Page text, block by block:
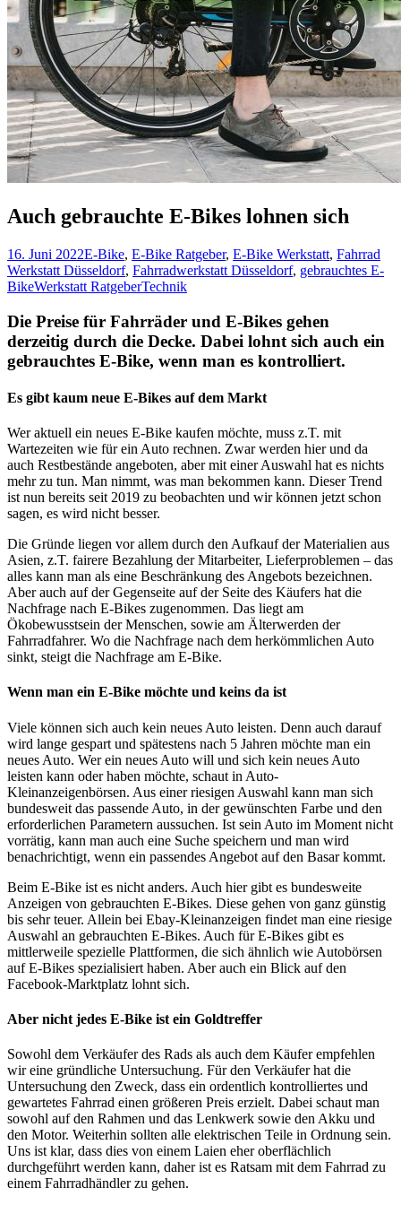
Auch gebrauchte E-Bikes lohnen sich
16. Juni 2022E-Bike, E-Bike Ratgeber, E-Bike Werkstatt, Fahrrad
Werkstatt Düsseldorf, Fahrradwerkstatt Düsseldorf, gebrauchtes E-
BikeWerkstatt RatgeberTechnik
Die Preise für Fahrräder und E-Bikes gehen
derzeitig durch die Decke. Dabei lohnt sich auch ein
gebrauchtes E-Bike, wenn man es kontrolliert.
Es gibt kaum neue E-Bikes auf dem Markt
Wer aktuell ein neues E-Bike kaufen möchte, muss z.T. mit
Wartezeiten wie für ein Auto rechnen. Zwar werden hier und da
auch Restbestände angeboten, aber mit einer Auswahl hat es nichts
mehr zu tun. Man nimmt, was man bekommen kann. Dieser Trend
ist nun bereits seit 2019 zu beobachten und wir können jetzt schon
sagen, es wird nicht besser.
Die Gründe liegen vor allem durch den Aufkauf der Materialien aus
Asien, z.T. fairere Bezahlung der Mitarbeiter, Lieferproblemen – das
alles kann man als eine Beschränkung des Angebots bezeichnen.
Aber auch auf der Gegenseite auf der Seite des Käufers hat die
Nachfrage nach E-Bikes zugenommen. Das liegt am
Ökobewusstsein der Menschen, sowie am Älterwerden der
Fahrradfahrer. Wo die Nachfrage nach dem herkömmlichen Auto
sinkt, steigt die Nachfrage am E-Bike.
Wenn man ein E-Bike möchte und keins da ist
Viele können sich auch kein neues Auto leisten. Denn auch darauf
wird lange gespart und spätestens nach 5 Jahren möchte man ein
neues Auto. Wer ein neues Auto will und sich kein neues Auto
leisten kann oder haben möchte, schaut in Auto-
Kleinanzeigenbörsen. Aus einer riesigen Auswahl kann man sich
bundesweit das passende Auto, in der gewünschten Farbe und den
erforderlichen Parametern aussuchen. Ist sein Auto im Moment nicht
vorrätig, kann man auch eine Suche speichern und man wird
benachrichtigt, wenn ein passendes Angebot auf den Basar kommt.
Beim E-Bike ist es nicht anders. Auch hier gibt es bundesweite
Anzeigen von gebrauchten E-Bikes. Diese gehen von ganz günstig
bis sehr teuer. Allein bei Ebay-Kleinanzeigen findet man eine riesige
Auswahl an gebrauchten E-Bikes. Auch für E-Bikes gibt es
mittlerweile spezielle Plattformen, die sich ähnlich wie Autobörsen
auf E-Bikes spezialisiert haben. Aber auch ein Blick auf den
Facebook-Marktplatz lohnt sich.
Aber nicht jedes E-Bike ist ein Goldtreffer
Sowohl dem Verkäufer des Rads als auch dem Käufer empfehlen
wir eine gründliche Untersuchung. Für den Verkäufer hat die
Untersuchung den Zweck, dass ein ordentlich kontrolliertes und
gewartetes Fahrrad einen größeren Preis erzielt. Dabei schaut man
sowohl auf den Rahmen und das Lenkwerk sowie den Akku und
den Motor. Weiterhin sollten alle elektrischen Teile in Ordnung sein.
Uns ist klar, dass dies von einem Laien eher oberflächlich
durchgeführt werden kann, daher ist es Ratsam mit dem Fahrrad zu
einem Fahrradhändler zu gehen.